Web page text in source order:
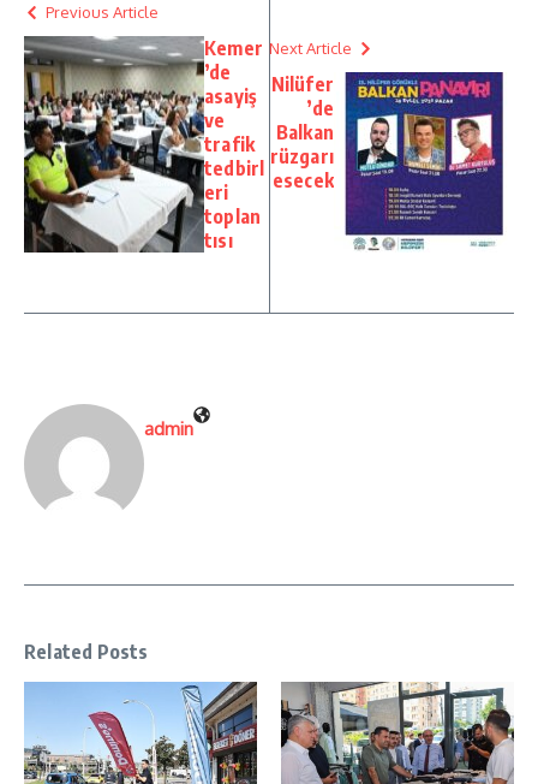
Previous Article
Kemer
’de
asayiş
ve
trafik
tedbirl
eri
toplan
tısı
Next Article
Nilüfer
’de
Balkan
rüzgarı
esecek
admin
Related Posts